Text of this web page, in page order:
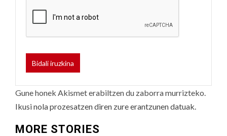
Gune honek Akismet erabiltzen du zaborra murrizteko.
Ikusi nola prozesatzen diren zure erantzunen datuak.
MORE STORIES